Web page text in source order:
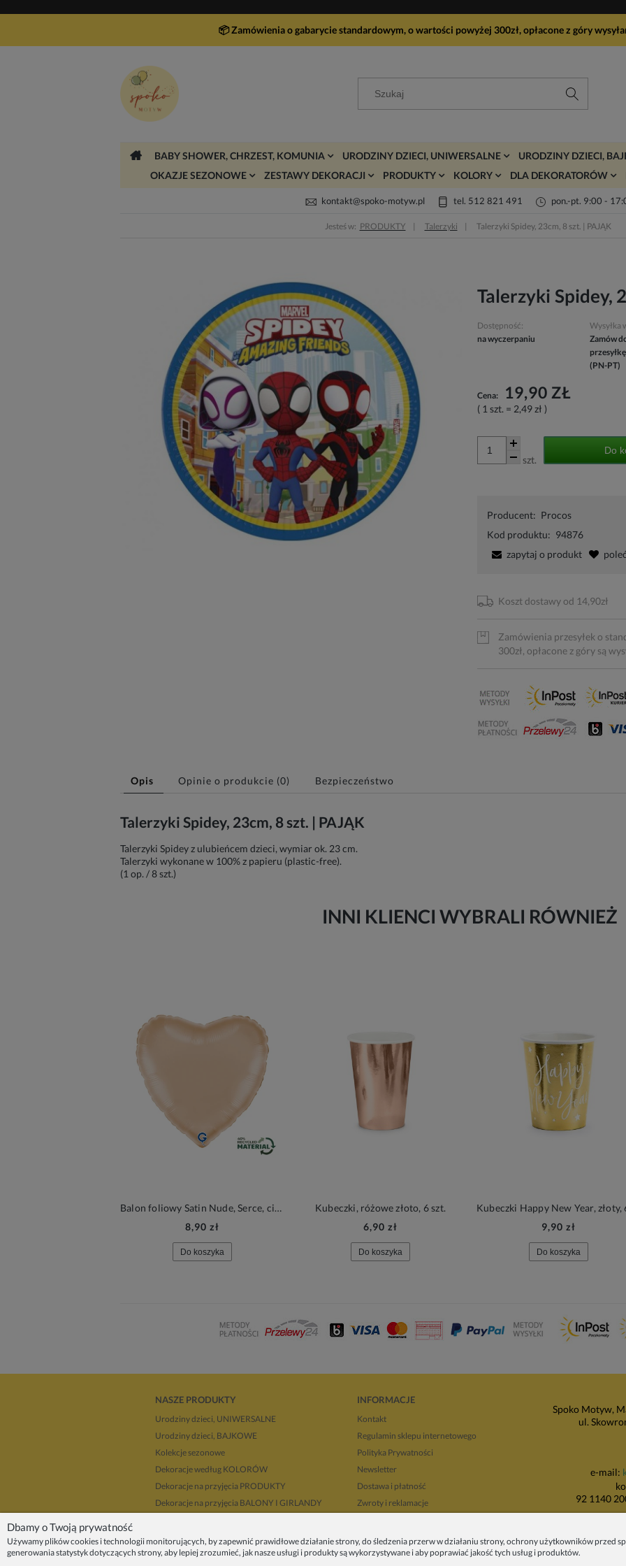
📦 Zamówienia o gabarycie standardowym, o wartości powyżej 300zł, opłacone z góry
BABY SHOWER, CHRZEST, KOMUNIA URODZINY DZIECI, UNIWERSALNE URODZINY DZIECI,
OKAZJE SEZONOWE
ZESTAWY DEKORACJI PRODUKTY KOLORY DLA DEKORATORÓW
kontakt@spoko-motyw.pl tel. 512 821 491 pon.-pt. 9:00 -
Jesteś w: PRODUKTY Talerzyki Talerzyki Spidey, 23cm, 8 szt. | PAJĄK
Talerzyki Spidey,
Dostępność:
na wyczerpaniu
Wysyłka
Zamów
(PN-PT)
Cena: 19,90 ZŁ
( 1 szt. = 2,49 zł )
szt.
Do
Producent: Procos
Kod produktu: 94876
zapytaj o produkt
Koszt dostawy od 14,90zł
Zamówienia przesyłek o
300zł, opłacone z góry są
Opis Opinie o produkcie (0) Bezpieczeństwo
Talerzyki Spidey, 23cm, 8 szt. | PAJĄK
Talerzyki Spidey z ulubieńcem dzieci, wymiar ok. 23 cm.
Talerzyki wykonane w 100% z papieru (plastic-free).
(1 op. / 8 szt.)
INNI KLIENCI WYBRALI RÓWNIEŻ
Balon foliowy Satin Nude, Serce, cielisty | BOHO
8,90 zł
Do koszyka
Kubeczki, różowe złoto, 6 szt.
6,90 zł
Do koszyka
9,90 zł
Do koszyka
NASZE PRODUKTY
Urodziny dzieci, UNIWERSALNE
Urodziny dzieci, BAJKOWE
Kolekcje sezonowe
Dekoracje według KOLORÓW
Dekoracje na przyjęcia PRODUKTY
Dekoracje na przyjęcia BALONY I GIRLANDY
Upominki i prezenty
Dekoracje balonowe KRAKÓW
INFORMACJE
Kontakt
Regulamin sklepu internetowego
Polityka Prywatności
Newsletter
Dostawa i płatność
Zwroty i reklamacje
Regulaminy promocji
Spoko Motyw,
ul.
e-mail:
92 1140
ul. Wadowicka
Dbamy o Twoją prywatność
Używamy plików cookies i technologii monitorujących, by zapewnić prawidłowe działanie strony, do śledzenia przerw w działaniu strony, ochrony użytkowników przed
generowania statystyk dotyczących strony, aby lepiej zrozumieć, jak nasze usługi i produkty są wykorzystywane i aby poprawiać jakość tych usług i produktów.